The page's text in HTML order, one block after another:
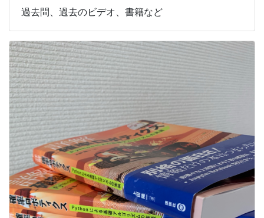
過去問、過去のビデオ、書籍など